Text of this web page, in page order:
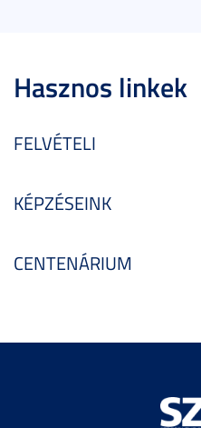
Hasznos linkek
FELVÉTELI
KÉPZÉSEINK
CENTENÁRIUM